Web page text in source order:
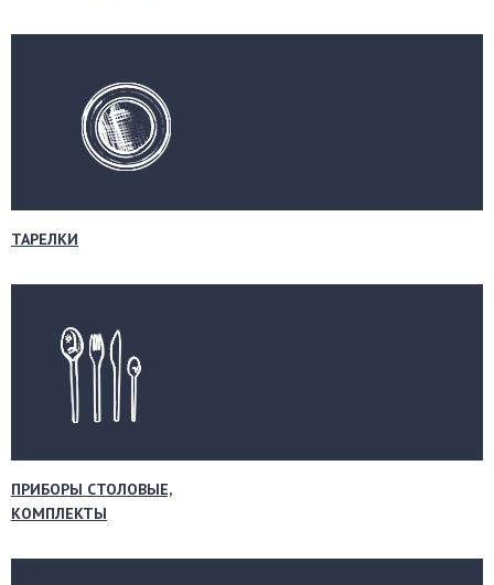
ТАРЕЛКИ
ПРИБОРЫ СТОЛОВЫЕ,
КОМПЛЕКТЫ